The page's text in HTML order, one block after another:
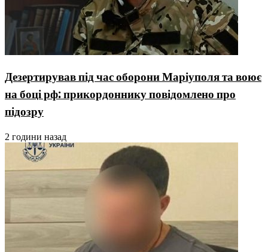
Дезертирував під час оборони Маріуполя та воює
на боці рф: прикордоннику повідомлено про
підозру
2 години назад